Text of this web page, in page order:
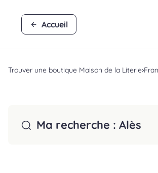
Accueil
Trouver une boutique Maison de la Literie
Ma recherche : Alès